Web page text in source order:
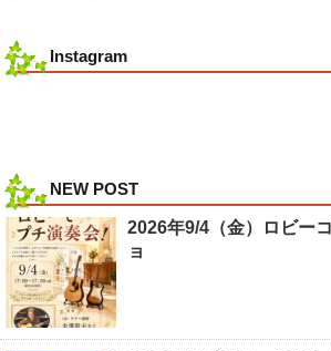
Instagram
NEW POST
2026年9/4（金）ロビー
ョ